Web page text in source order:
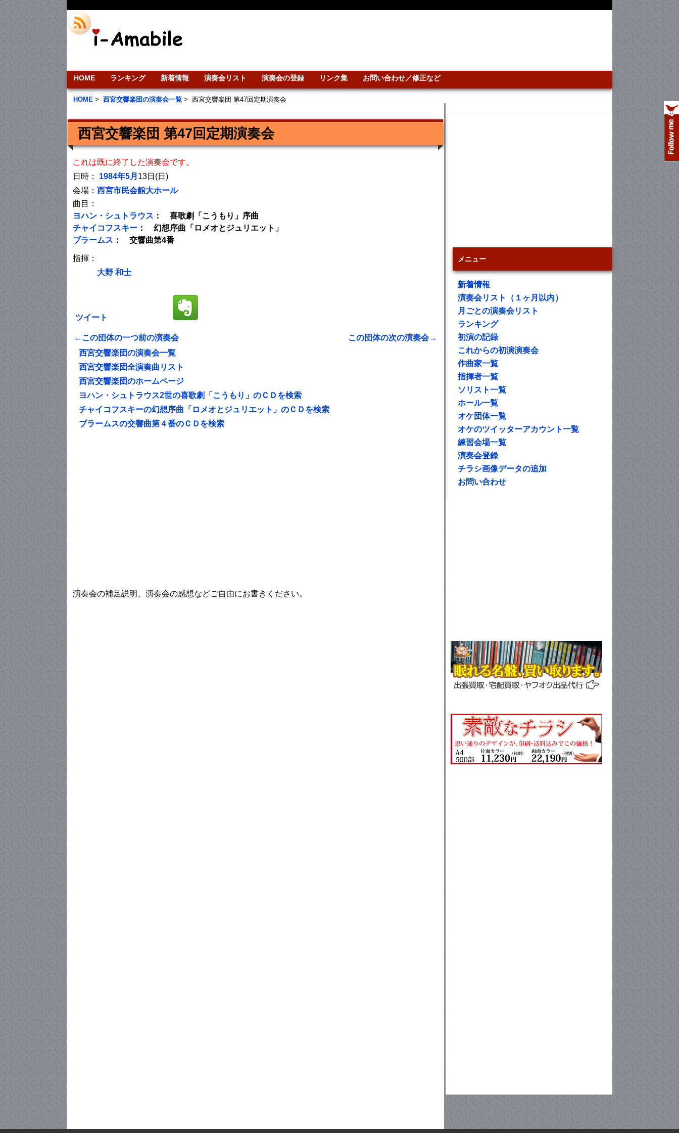
HOME ランキング 新着情報 演奏会リスト 演奏会の登録 リンク集 お問い合わせ／修正など
HOME > 西宮交響楽団の演奏会一覧 > 西宮交響楽団 第47回定期演奏会
西宮交響楽団 第47回定期演奏会
これは既に終了した演奏会です。
日時： 1984年5月 13日(日)
会場： 西宮市民会館大ホール
曲目：
ヨハン・シュトラウス ： 喜歌劇「こうもり」序曲
チャイコフスキー ： 幻想序曲「ロメオとジュリエット」
ブラームス ： 交響曲第4番
指揮：
大野 和士
ツイート
←この団体の一つ前の演奏会
この団体の次の演奏会→
西宮交響楽団の演奏会一覧
西宮交響楽団全演奏曲リスト
西宮交響楽団のホームページ
ヨハン・シュトラウス2世の喜歌劇「こうもり」のＣＤを検索
チャイコフスキーの幻想序曲「ロメオとジュリエット」のＣＤを検索
ブラームスの交響曲第４番のＣＤを検索
演奏会の補足説明、演奏会の感想などご自由にお書きください。
メニュー
新着情報
演奏会リスト（１ヶ月以内）
月ごとの演奏会リスト
ランキング
初演の記録
これからの初演演奏会
作曲家一覧
指揮者一覧
ソリスト一覧
ホール一覧
オケ団体一覧
オケのツイッターアカウント一覧
練習会場一覧
演奏会登録
チラシ画像データの追加
お問い合わせ